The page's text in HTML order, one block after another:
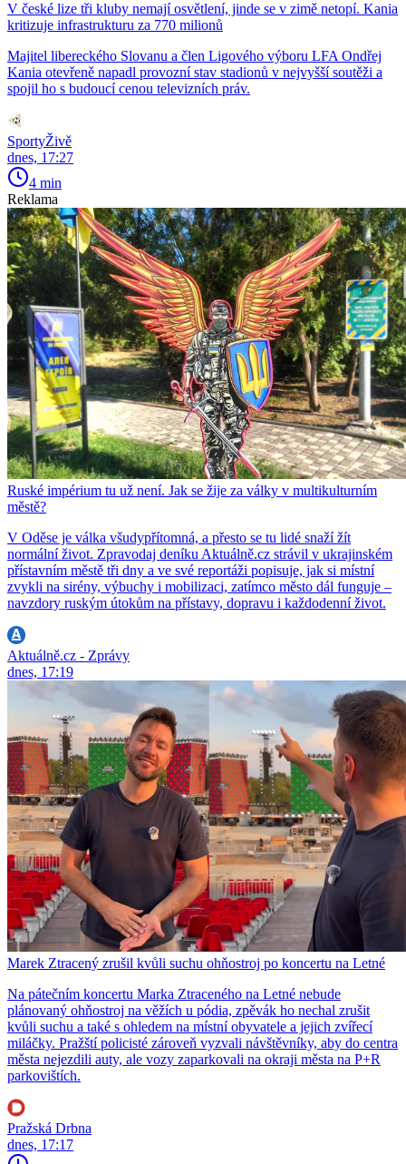
V české lize tři kluby nemají osvětlení, jinde se v zimě netopí. Kania
kritizuje infrastrukturu za 770 milionů
Majitel libereckého Slovanu a člen Ligového výboru LFA Ondřej
Kania otevřeně napadl provozní stav stadionů v nejvyšší soutěži a
spojil ho s budoucí cenou televizních práv.
SportyŽivě
dnes, 17:27
4 min
Reklama
Ruské impérium tu už není. Jak se žije za války v multikulturním
městě?
V Oděse je válka všudypřítomná, a přesto se tu lidé snaží žít
normální život. Zpravodaj deníku Aktuálně.cz strávil v ukrajinském
přístavním městě tři dny a ve své reportáži popisuje, jak si místní
zvykli na sirény, výbuchy i mobilizaci, zatímco město dál funguje –
navzdory ruským útokům na přístavy, dopravu i každodenní život.
Aktuálně.cz - Zprávy
dnes, 17:19
Marek Ztracený zrušil kvůli suchu ohňostroj po koncertu na Letné
Na pátečním koncertu Marka Ztraceného na Letné nebude
plánovaný ohňostroj na věžích u pódia, zpěvák ho nechal zrušit
kvůli suchu a také s ohledem na místní obyvatele a jejich zvířecí
miláčky. Pražští policisté zároveň vyzvali návštěvníky, aby do centra
města nejezdili auty, ale vozy zaparkovali na okraji města na P+R
parkovištích.
Pražská Drbna
dnes, 17:17